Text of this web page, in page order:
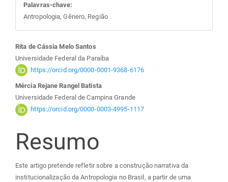
Palavras-chave:
Antropologia, Gênero, Região
Conteúdo
do
artigo
principal
Rita de Cássia Melo Santos
Universidade Federal da Paraíba
https://orcid.org/0000-0001-9368-6176
Mércia Rejane Rangel Batista
Universidade Federal de Campina Grande
https://orcid.org/0000-0003-4995-1117
Resumo
Este artigo pretende refletir sobre a construção narrativa da
institucionalização da Antropologia no Brasil, a partir de uma